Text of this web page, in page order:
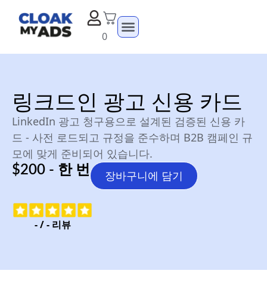
0
링크드인 광고 신용 카드
LinkedIn 광고 청구용으로 설계된 검증된 신용 카
드 - 사전 로드되고 규정을 준수하며 B2B 캠페인 규
모에 맞게 준비되어 있습니다.
$200 - 한 번
장바구니에 담기
-/- 리뷰